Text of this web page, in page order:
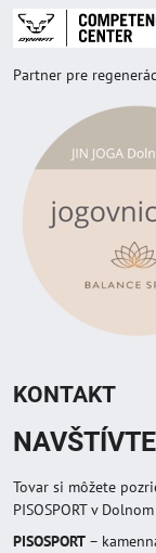
Partner pre
KONTAKT
Tovar si môžete
PISOSPORT v
PISOSPORT –